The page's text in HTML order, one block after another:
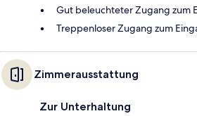
Gut beleuchteter Zugang zum
Treppenloser Zugang zum
Zimmerausstattung
Zur Unterhaltung